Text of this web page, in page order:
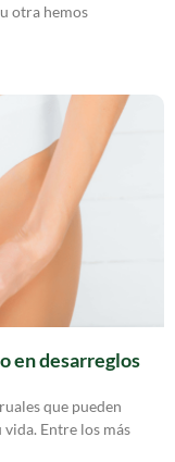
otra hemos
en desarreglos
que pueden
Entre los más